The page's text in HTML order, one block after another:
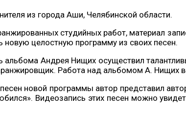
из города Аши, Челябинской области.
студийных работ, материал
целостную программу из своих песен.
Андрея Нищих осуществил
Работа над альбомом А. Нищих
новой программы автор представил
Видеозапись этих песен можно